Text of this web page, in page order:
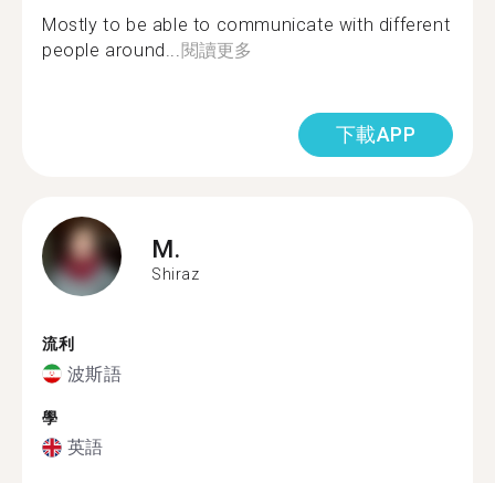
Mostly to be able to communicate with different
people around...閱讀更多
下載APP
M.
Shiraz
流利
波斯語
學
英語